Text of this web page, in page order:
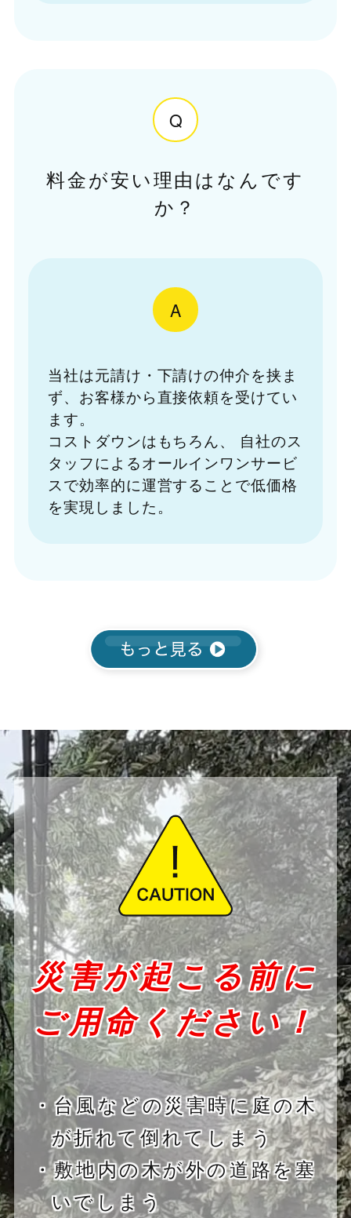
Q
料金が安い理由はなんです
か？
A
当社は元請け・下請けの仲介を挟ま
ず、お客様から直接依頼を受けてい
ます。
コストダウンはもちろん、
自社のス
タッフによるオールインワンサービ
スで効率的に運営することで低価格
を実現しました。
災害が起こる前に
ご用命ください！
・台風などの災害時に庭の木
が折れて倒れてしまう
・敷地内の木が外の道路を塞
いでしまう